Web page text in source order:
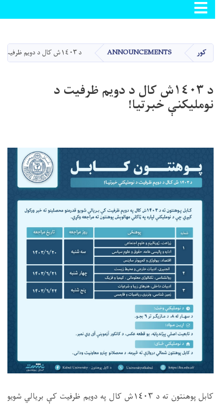
دانګل
Toggle navigation
کور ANNOUNCEMENTS
د ١٤٠٣ش کال د دویم ظرفیت د
نومليکنې خبرتیا!
کابل پوهنتون ته د ١٤٠٣ش کال په دویم ظرفیت کې بریالي شویو